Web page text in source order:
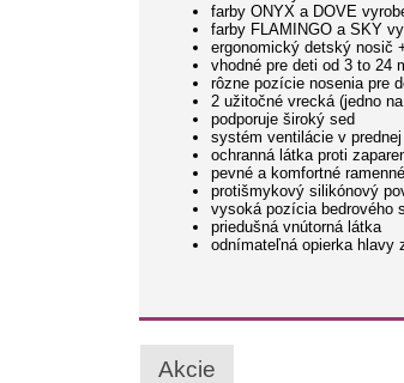
farby ONYX a DOVE
farby FLAMINGO a SKY
ergonomický detský nosič
vhodné pre deti od 3 to 24
rôzne pozície nosenia pre
2 užitočné vrecká (jedno
podporuje široký sed
systém ventilácie v
ochranná látka proti
pevné a komfortné
protišmykový silikónový
vysoká pozícia bedrového
priedušná vnútorná látka
odnímateľná opierka hlavy
Akcie